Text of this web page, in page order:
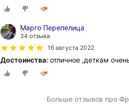
Марго Перепелица
34 отзыва
16 августа 2022
Достоинства: отличное ,деткам
Больше отзывов про